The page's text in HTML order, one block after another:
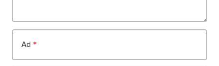
Ad *